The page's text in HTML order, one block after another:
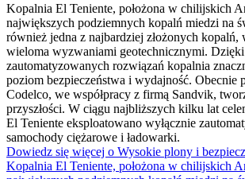
Kopalnia El Teniente, położona w chilijskich
największych podziemnych kopalń miedzi na
również jedna z najbardziej złożonych kopalń,
wieloma wyzwaniami geotechnicznymi. Dzięki
zautomatyzowanych rozwiązań kopalnia
poziom bezpieczeństwa i wydajność. Obecnie
Codelco, we współpracy z firmą Sandvik,
przyszłości. W ciągu najbliższych kilku lat
El Teniente eksploatowano wyłącznie
samochody ciężarowe i ładowarki.
Dowiedz się więcej o Wysokie plony i
Kopalnia El Teniente, położona w chilijskich